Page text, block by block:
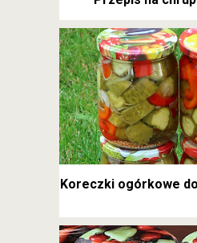
Koreczki ogórkowe